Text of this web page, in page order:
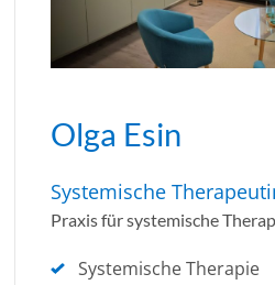
Olga Esin
Systemische
Praxis für systemische
Systemische Therapie